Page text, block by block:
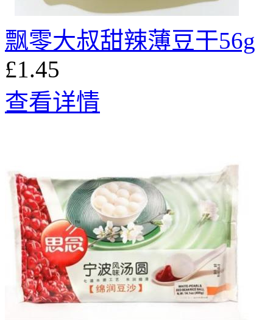
飘零大叔甜辣薄豆干56g
£1.45
查看详情